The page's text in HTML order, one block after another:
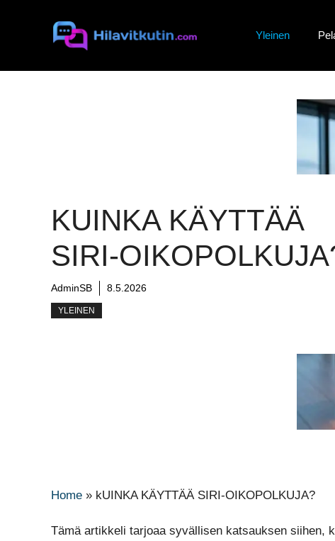
Yleinen
KUINKA KÄYTTÄÄ
SIRI-
AdminSB 8.5.2026
YLEINEN
Home » kUINKA KÄYTTÄÄ SIRI-OIKOPOLKUJA?
Tämä artikkeli tarjoaa syvällisen katsauksen siihen,